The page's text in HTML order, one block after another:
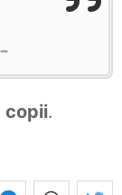
copii.